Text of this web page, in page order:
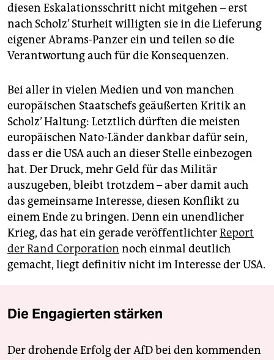
diesen Eskalationsschritt nicht mitgehen – erst
nach Scholz’ Sturheit willigten sie in die Lieferung
eigener Abrams-Panzer ein und teilen so die
Verantwortung auch für die Konsequenzen.
Bei aller in vielen Medien und von manchen
europäischen Staatschefs geäußerten Kritik an
Scholz’ Haltung: Letztlich dürften die meisten
europäischen Nato-Länder dankbar dafür sein,
dass er die USA auch an dieser Stelle einbezogen
hat. Der Druck, mehr Geld für das Militär
auszugeben, bleibt trotzdem – aber damit auch
das gemeinsame Interesse, diesen Konflikt zu
einem Ende zu bringen. Denn ein unendlicher
Krieg, das hat ein gerade veröffentlichterReport
der Rand Corporation noch einmal deutlich
gemacht, liegt definitiv nicht im Interesse der USA.
Die Engagierten stärken
Der drohende Erfolg der AfD bei den kommenden